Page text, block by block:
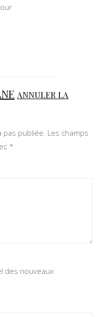
ANNULER LA
pas publiée. Les champs
*
des nouveaux